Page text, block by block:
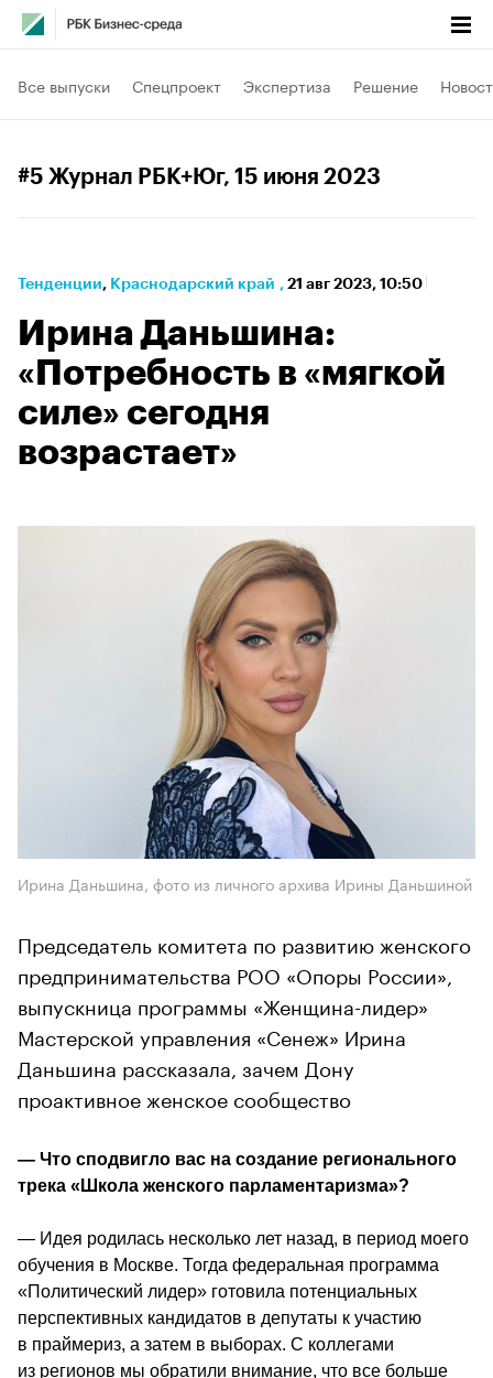
Все выпуски Спецпроект Экспертиза Решение
#5 Журнал РБК+Юг, 15 июня 2023
Тенденции⁠, Краснодарский край , 21 авг 2023, 10:50
Ирина Даньшина:
«Потребность в «мягкой
силе» сегодня
возрастает»
Ирина Даньшина, фото из личного архива Ирины Даньшиной
Председатель комитета по развитию женского
предпринимательства РОО «Опоры России»,
выпускница программы «Женщина-лидер»
Мастерской управления «Сенеж» Ирина
Даньшина рассказала, зачем Дону
проактивное женское сообщество
— Что сподвигло вас на создание регионального
трека «Школа женского парламентаризма»?
― Идея родилась несколько лет назад, в период моего
обучения в Москве. Тогда федеральная программа
«Политический лидер» готовила потенциальных
перспективных кандидатов в депутаты к участию
в праймериз, а затем в выборах. С коллегами
из регионов мы обратили внимание, что все больше